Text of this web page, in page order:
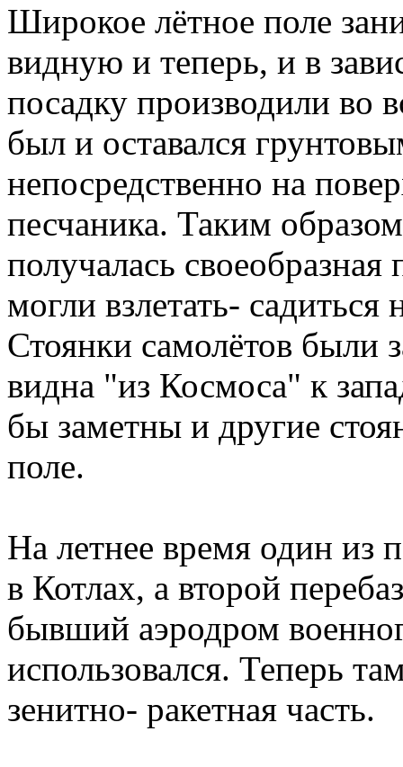
Широкое лётное поле
видную и теперь, и в
посадку производили во
был и оставался
непосредственно на
песчаника. Таким
получалась
могли взлетать-
Стоянки самолётов были
видна "из Космоса" к
бы заметны и другие
поле.
На летнее время один из
в Котлах, а второй
бывший аэродром
использовался. Теперь
зенитно- ракетная часть.